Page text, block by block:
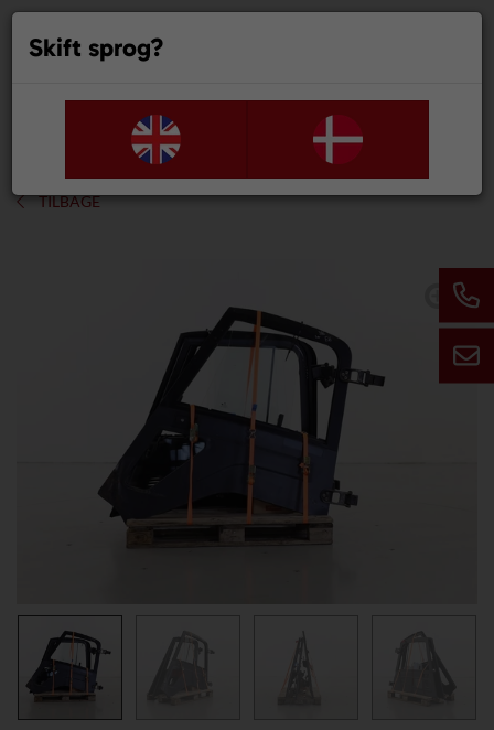
TILBAGE

Skift sprog?